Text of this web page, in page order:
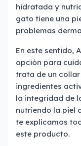
hidratada y
gato tiene una
problemas
En este sentido,
opción para
trata de un
ingredientes
la integridad de
nutriendo la piel
te explicamos
este producto.